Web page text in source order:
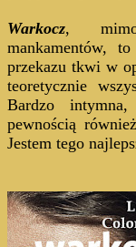
Warkocz, mimo
mankamentów,
przekazu tkwi w
teoretycznie
Bardzo
pewnością
Jestem tego